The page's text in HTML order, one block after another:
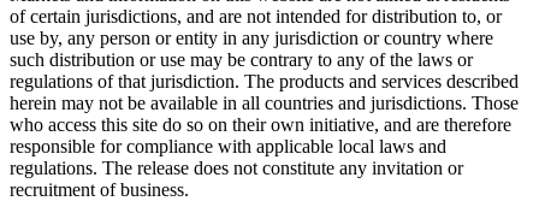
of certain jurisdictions, and are not intended for distribution to, or
use by, any person or entity in any jurisdiction or country where
such distribution or use may be contrary to any of the laws or
regulations of that jurisdiction. The products and services described
herein may not be available in all countries and jurisdictions. Those
who access this site do so on their own initiative, and are therefore
responsible for compliance with applicable local laws and
regulations. The release does not constitute any invitation or
recruitment of business.